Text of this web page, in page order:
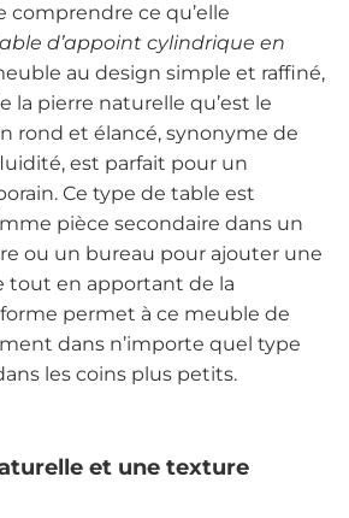
ce qu’elle
d’appoint cylindrique en
au design simple et raffiné,
la pierre naturelle qu’est le
rond et élancé, synonyme de
est parfait pour un
Ce type de table est
pièce secondaire dans un
ou un bureau pour ajouter une
tout en apportant de la
permet à ce meuble de
dans n’importe quel type
les coins plus petits.
et une texture